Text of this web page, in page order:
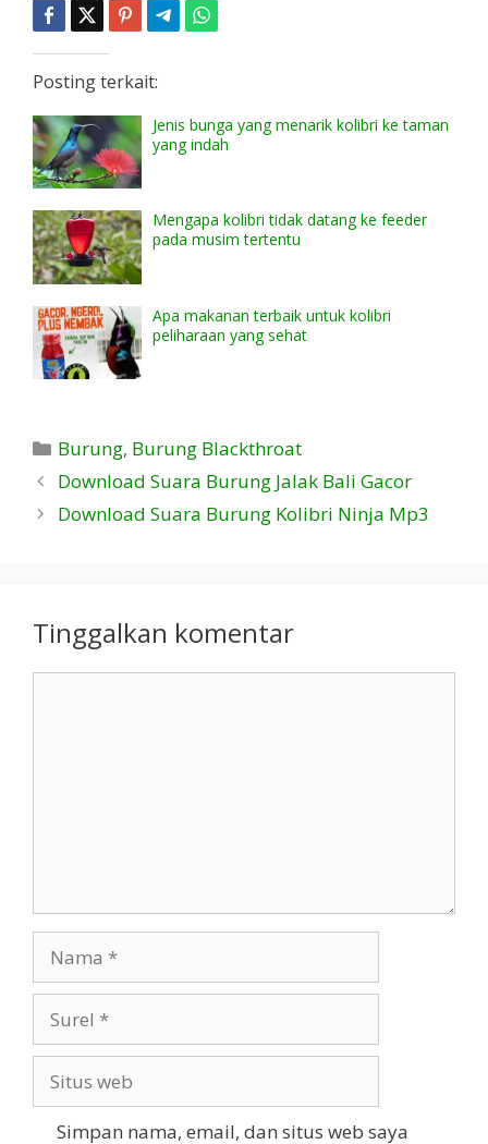
Posting terkait:
Jenis bunga yang menarik kolibri ke taman
yang indah
Mengapa kolibri tidak datang ke feeder
pada musim tertentu
Apa makanan terbaik untuk kolibri
peliharaan yang sehat
Kategori
Burung, Burung Blackthroat
Download Suara Burung Jalak Bali Gacor
Download Suara Burung Kolibri Ninja Mp3
Tinggalkan komentar
web
Simpan nama, email, dan situs web saya